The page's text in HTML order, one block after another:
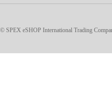
eSHOP International Trading